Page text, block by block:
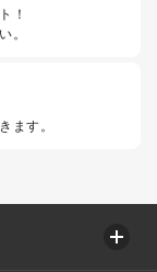
！
。
ます。